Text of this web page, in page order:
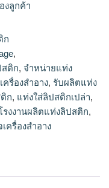
งลูกค้า
ติก,รับผลิตแท่ง
ก
,
สติก, จำหน่ายแท่ง
รื่องสำอาง, รับผลิตแท่ง
ก, แท่งใส่ลิปสติกเปล่า,
รงงานผลิตแท่งลิปสติก,
ครื่องสำอาง